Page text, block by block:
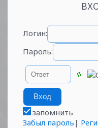
Логин:
Пароль:
запомнить
Забыл пароль |